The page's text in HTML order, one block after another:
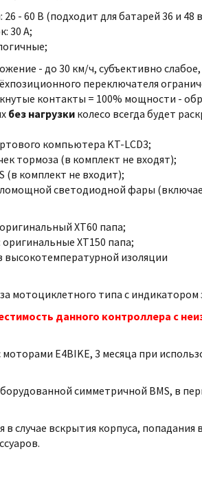
- 60 В (подходит для батарей 36 и 48
30 А;
- до 30 км/ч, субъективно
переключателя
контакты = 100% мощности -
без нагрузки колесо всегда будет
компьютера KT-LCD3;
тормоза (в комплект не входят);
(в комплект не входит);
светодиодной фары
XT60 папа;
XT150 папа;
изоляции
мотоциклетного типа с индикатором
данного контроллера с
моторами E4BIKE, 3 месяца при
симметричной BMS, в
в случае вскрытия корпуса,